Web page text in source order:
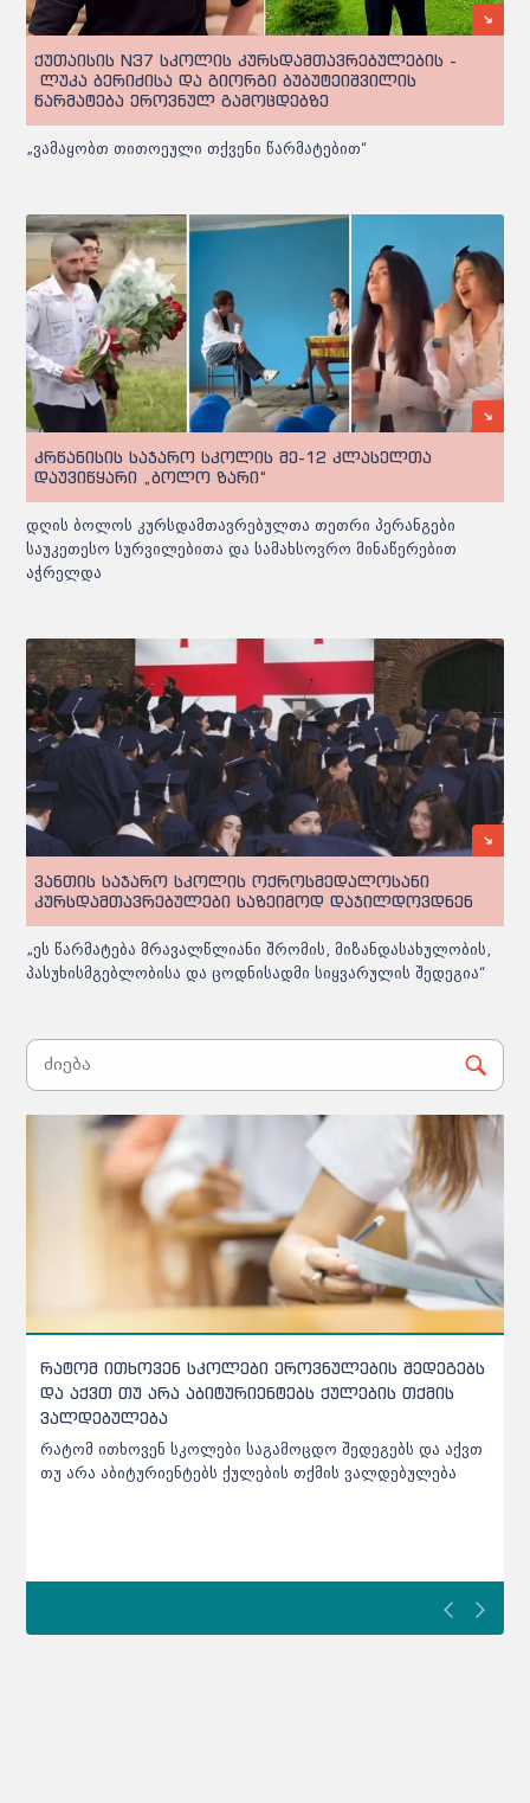
ქუთაისის N37 სკოლის კურსდამთავრებულების -
ლუკა ბერიძისა და გიორგი ბუბუტეიშვილის
წარმატება ეროვნულ გამოცდებზე
„ვამაყობთ თითოეული თქვენი წარმატებით“
კრწანისის საჯარო სკოლის მე-12 კლასელთა
დაუვიწყარი „ბოლო ზარი“
დღის ბოლოს კურსდამთავრებულთა თეთრი პერანგები
საუკეთესო სურვილებითა და სამახსოვრო მინაწერებით
აჭრელდა
ვანთის საჯარო სკოლის ოქროსმედალოსანი
კურსდამთავრებულები საზეიმოდ დაჯილდოვდნენ
„ეს წარმატება მრავალწლიანი შრომის, მიზანდასახულობის,
პასუხისმგებლობისა და ცოდნისადმი სიყვარულის შედეგია“
აბიტურიენტთა ცნობარში ცვლილებებია - რომელ
პროგრამას გაუუქმდა აკრედიტაცია
NAEC აბიტურიენტთა ცნობარში შეტანილ ცვლილებებს
საიტზე აღარ აქვეყნებს - აბიტურიენტებს მხოლოდ SMS-
ები ეგზავნებათ